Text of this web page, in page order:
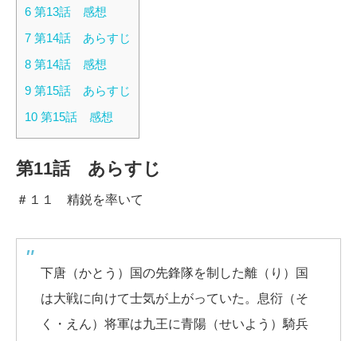
6 第13話 感想
7 第14話 あらすじ
8 第14話 感想
9 第15話 あらすじ
10 第15話 感想
第11話 あらすじ
＃１１ 精鋭を率いて
下唐（かとう）国の先鋒隊を制した離（り）国
は大戦に向けて士気が上がっていた。息衍（そ
く・えん）将軍は九王に青陽（せいよう）騎兵